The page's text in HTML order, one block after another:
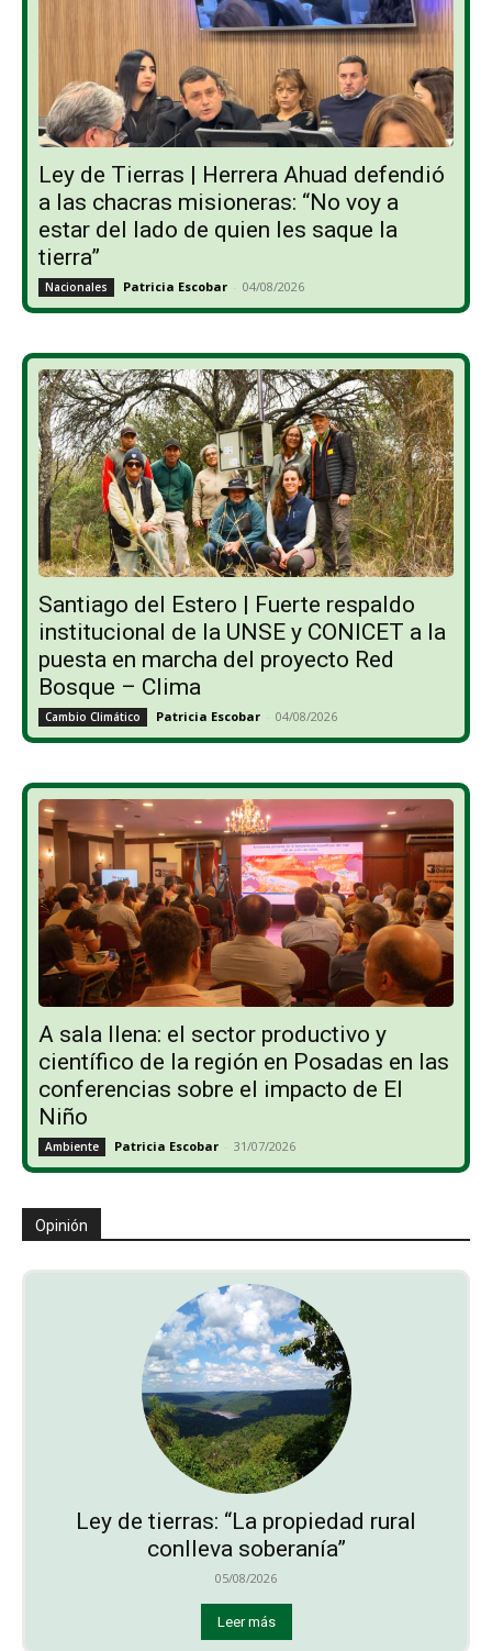
Ley de Tierras | Herrera Ahuad defendió
a las chacras misioneras: “No voy a
estar del lado de quien les saque la
tierra”
Nacionales Patricia Escobar - 04/08/2026
Santiago del Estero | Fuerte respaldo
institucional de la UNSE y CONICET a la
puesta en marcha del proyecto Red
Bosque – Clima
Cambio Climático Patricia Escobar - 04/08/2026
A sala llena: el sector productivo y
científico de la región en Posadas en las
conferencias sobre el impacto de El
Niño
Ambiente Patricia Escobar - 31/07/2026
Opinión
Ley de tierras: “La propiedad rural
conlleva soberanía”
05/08/2026
Leer más